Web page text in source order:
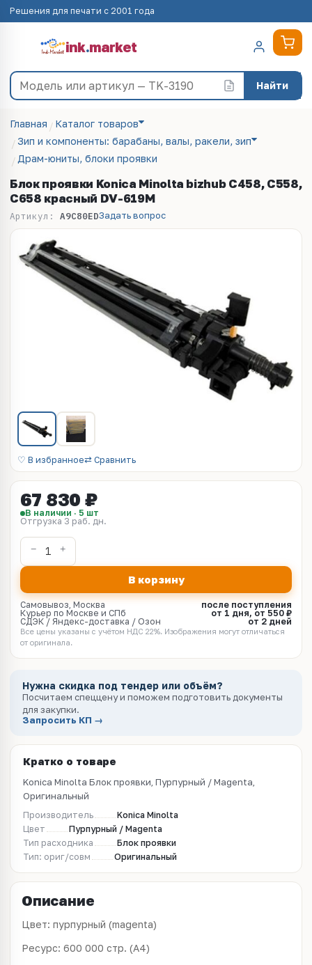
Решения для печати с 2001 года
ink.market
Найти
Главная
Каталог товаров
Зип и компоненты: барабаны, валы, ракели, зип
Драм-юниты, блоки проявки
Блок проявки Konica Minolta bizhub C458, C558,
C658 красный DV-619M
Артикул: A9C80EDЗадать вопрос
♡ В избранное⇄ Сравнить
67 830 ₽
В наличии · 5 шт
Отгрузка 3 раб. дн.
В корзину
Самовывоз, Москва
после поступления
Курьер по Москве и СПб
от 1 дня, от 550 ₽
СДЭК / Яндекс-доставка / Озон
от 2 дней
Все цены указаны с учётом НДС 22%. Изображения могут отличаться
от оригинала.
Нужна скидка под тендер или объём?
Посчитаем спеццену и поможем подготовить документы
для закупки.
Запросить КП →
Кратко о товаре
Konica Minolta Блок проявки, Пурпурный / Magenta,
Оригинальный
Производитель
Konica Minolta
Цвет
Пурпурный / Magenta
Тип расходника
Блок проявки
Тип: ориг/совм
Оригинальный
Описание
Цвет: пурпурный (magenta)
Ресурс: 600 000 стр. (А4)